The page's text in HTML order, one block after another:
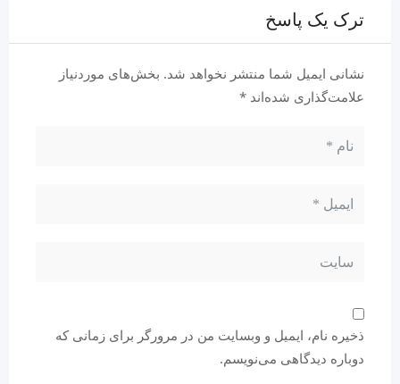
ترک یک پاسخ
نشانی ایمیل شما منتشر نخواهد شد. بخش‌های موردنیاز
علامت‌گذاری شده‌اند *
ذخیره نام، ایمیل و وبسایت من در مرورگر برای زمانی که
دوباره دیدگاهی می‌نویسم.